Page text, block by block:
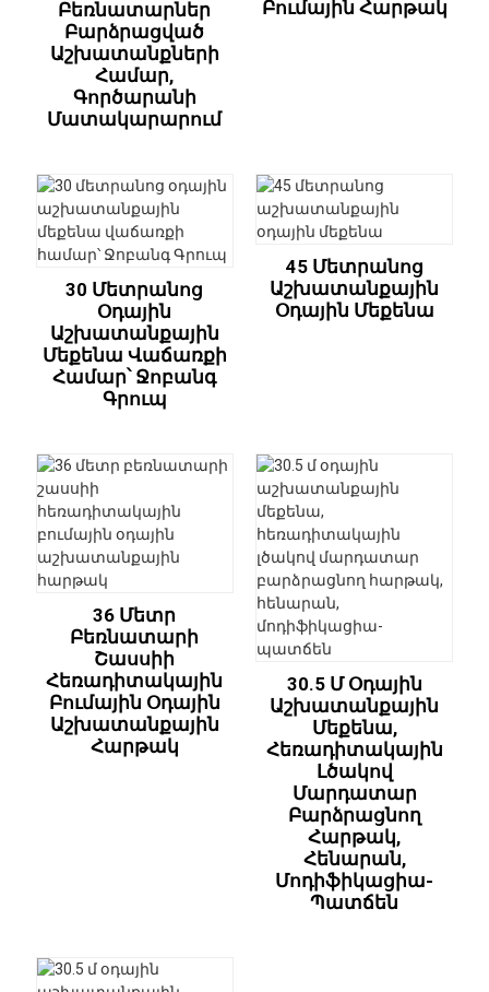
Բեռնատարներ
Բարձրացված
Աշխատանքների
Համար,
Գործարանի
Մատակարարում
Բումային Հարթակ
30 Մետրանոց
Օդային
Աշխատանքային
Մեքենա Վաճառքի
Համար՝ Ջոբանգ
Գրուպ
45 Մետրանոց
Աշխատանքային
Օդային Մեքենա
36 Մետր
Բեռնատարի
Շասսիի
Հեռադիտակային
Բումային Օդային
Աշխատանքային
Հարթակ
30.5 Մ Օդային
Աշխատանքային
Մեքենա,
Հեռադիտակային
Լծակով
Մարդատար
Բարձրացնող
Հարթակ,
Հենարան,
Մոդիֆիկացիա-
Պատճեն